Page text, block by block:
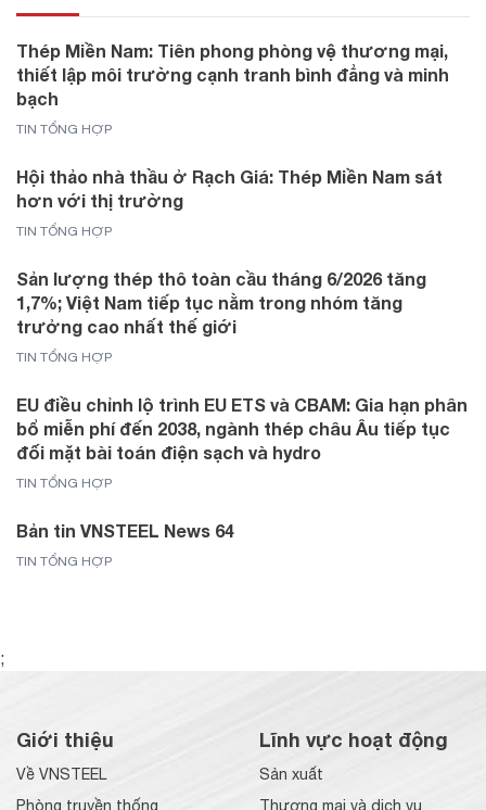
Thép Miền Nam: Tiên phong phòng vệ thương mại,
thiết lập môi trường cạnh tranh bình đẳng và minh
bạch
TIN TỔNG HỢP
Hội thảo nhà thầu ở Rạch Giá: Thép Miền Nam sát
hơn với thị trường
TIN TỔNG HỢP
Sản lượng thép thô toàn cầu tháng 6/2026 tăng
1,7%; Việt Nam tiếp tục nằm trong nhóm tăng
trưởng cao nhất thế giới
TIN TỔNG HỢP
EU điều chỉnh lộ trình EU ETS và CBAM: Gia hạn phân
bổ miễn phí đến 2038, ngành thép châu Âu tiếp tục
đối mặt bài toán điện sạch và hydro
TIN TỔNG HỢP
Bản tin VNSTEEL News 64
TIN TỔNG HỢP
;
Giới thiệu
Về VNSTEEL
Phòng truyền thống
Lĩnh vực hoạt động
Sản xuất
Thương mại và dịch vụ